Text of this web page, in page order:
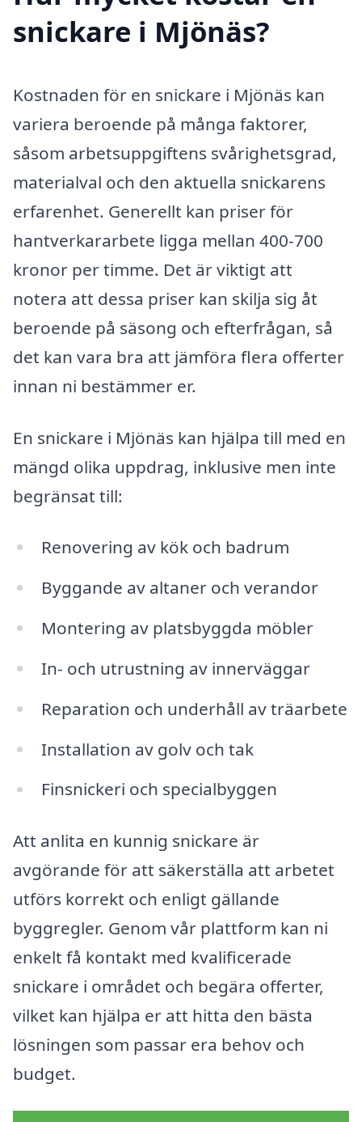
snickare i Mjönäs?
Kostnaden för en snickare i Mjönäs kan
variera beroende på många faktorer,
såsom arbetsuppgiftens svårighetsgrad,
materialval och den aktuella snickarens
erfarenhet. Generellt kan priser för
hantverkararbete ligga mellan 400-700
kronor per timme. Det är viktigt att
notera att dessa priser kan skilja sig åt
beroende på säsong och efterfrågan, så
det kan vara bra att jämföra flera offerter
innan ni bestämmer er.
En snickare i Mjönäs kan hjälpa till med en
mängd olika uppdrag, inklusive men inte
begränsat till:
Renovering av kök och badrum
Byggande av altaner och verandor
Montering av platsbyggda möbler
In- och utrustning av innerväggar
Reparation och underhåll av träarbete
Installation av golv och tak
Finsnickeri och specialbyggen
Att anlita en kunnig snickare är
avgörande för att säkerställa att arbetet
utförs korrekt och enligt gällande
byggregler. Genom vår plattform kan ni
enkelt få kontakt med kvalificerade
snickare i området och begära offerter,
vilket kan hjälpa er att hitta den bästa
lösningen som passar era behov och
budget.